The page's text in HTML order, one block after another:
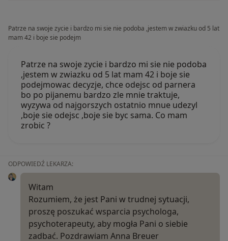
Patrze na swoje zycie i bardzo mi sie nie podoba ,jestem w zwiazku od 5 lat
mam 42 i boje sie podejm
Patrze na swoje zycie i bardzo mi sie nie podoba
,jestem w zwiazku od 5 lat mam 42 i boje sie
podejmowac decyzje, chce odejsc od parnera
bo po pijanemu bardzo zle mnie traktuje,
wyzywa od najgorszych ostatnio mnue udezyl
,boje sie odejsc ,boje sie byc sama. Co mam
zrobic ?
ODPOWIEDŹ LEKARZA:
Witam
Rozumiem, że jest Pani w trudnej sytuacji,
proszę poszukać wsparcia psychologa,
psychoterapeuty, aby mogła Pani o siebie
zadbać. Pozdrawiam Anna Breuer